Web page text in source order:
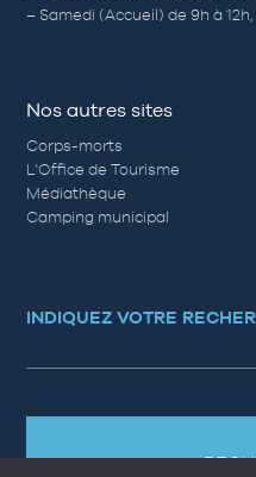
– Samedi (Accueil) de 9h à
Nos autres sites
Corps-morts
L’Office de Tourisme
Médiathèque
Camping municipal
INDIQUEZ VOTRE